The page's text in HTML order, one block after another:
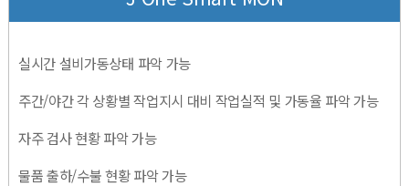
실시간 설비가동상태 파악 가능
주간/야간 각 상황별 작업지시 대비 작업실적 및 가동율 파악 가능
자주 검사 현황 파악 가능
물품 출하/수불 현황 파악 가능